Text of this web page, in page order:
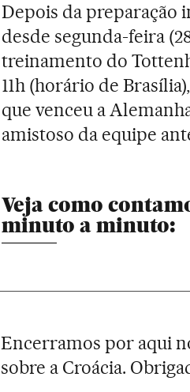
Depois da preparação
desde segunda-feira
treinamento do
11h (horário de
que venceu a
amistoso da equipe
Veja como
minuto a minuto:
Encerramos por aqui
sobre a Croácia.